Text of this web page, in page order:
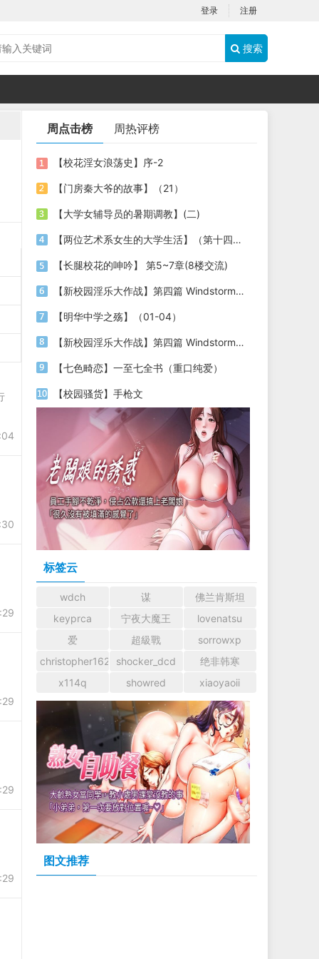
登录 注册
搜索
周点击榜 周热评榜
【校花淫女浪荡史】序-2
【门房秦大爷的故事】（21）
【大学女辅导员的暑期调教】(二)
【两位艺术系女生的大学生活】（第十四章）
【长腿校花的呻吟】 第5~7章(8楼交流)
【新校园淫乐大作战】第四篇 Windstorm No.3 出乎意料的比试
【明华中学之殇】（01-04）
【新校园淫乐大作战】第四篇 Windstorm No.1 射击课
【七色畸恋】一至七全书（重口纯爱）
【校园骚货】手枪文
标签云
wdch 谋
佛兰肯斯坦
keyprca
宁夜大魔王
lovenatsu
爱
超級戰
sorrowxp
christopher1628 shocker_dcd
绝非韩寒
x114q
showred xiaoyaoii
图文推荐